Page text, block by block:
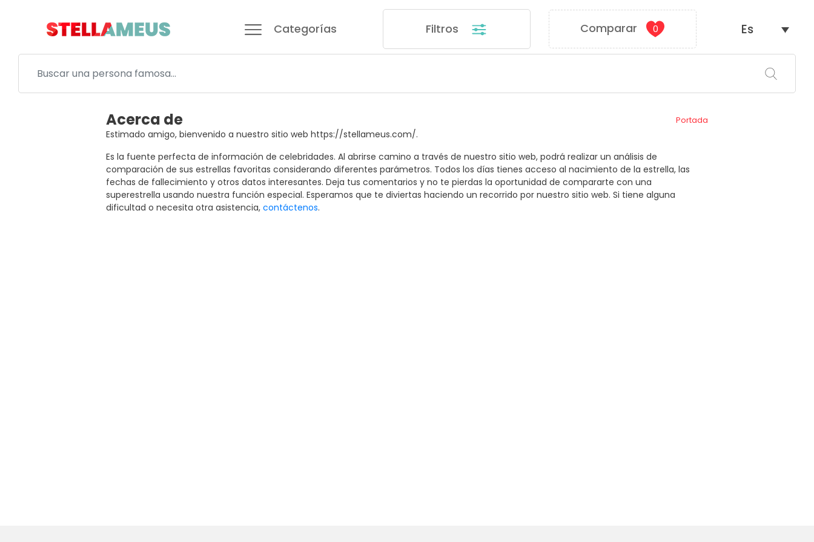
Categorías Filtros Comparar 0 Es
Acerca de Portada
Estimado amigo, bienvenido a nuestro sitio web https://stellameus.com/.
Es la fuente perfecta de información de celebridades. Al abrirse camino a través de nuestro sitio web, podrá realizar un análisis de
comparación de sus estrellas favoritas considerando diferentes parámetros. Todos los días tienes acceso al nacimiento de la estrella, las
fechas de fallecimiento y otros datos interesantes. Deja tus comentarios y no te pierdas la oportunidad de compararte con una
superestrella usando nuestra función especial. Esperamos que te diviertas haciendo un recorrido por nuestro sitio web. Si tiene alguna
dificultad o necesita otra asistencia, contáctenos.